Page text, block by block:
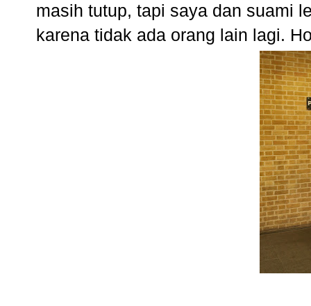
masih tutup, tapi saya dan suami
karena tidak ada orang lain lagi.